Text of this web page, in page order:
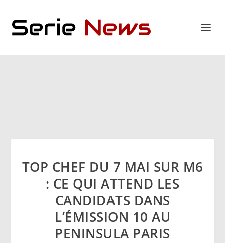
TOP CHEF DU 7 MAI SUR M6
: CE QUI ATTEND LES
CANDIDATS DANS
L’ÉMISSION 10 AU
PENINSULA PARIS